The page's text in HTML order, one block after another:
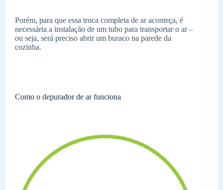
Porém, para que essa troca completa de ar aconteça, é
necessária a instalação de um tubo para transportar o ar –
ou seja, será preciso abrir um buraco na parede da
cozinha.
Como o depurador de ar funciona